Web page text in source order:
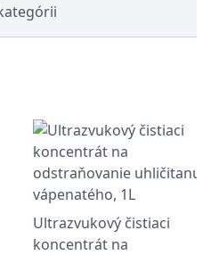
Ultrazvukový čistiaci
koncentrát na